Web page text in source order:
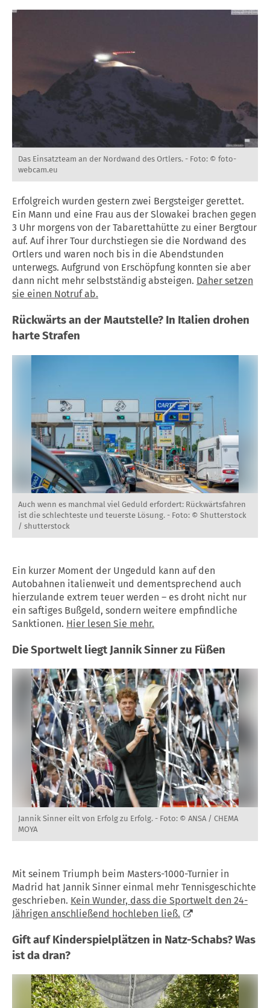
Das Einsatzteam an der Nordwand des Ortlers. - Foto: © foto-
webcam.eu
Erfolgreich wurden gestern zwei Bergsteiger gerettet.
Ein Mann und eine Frau aus der Slowakei brachen gegen
3 Uhr morgens von der Tabarettahütte zu einer Bergtour
auf. Auf ihrer Tour durchstiegen sie die Nordwand des
Ortlers und waren noch bis in die Abendstunden
unterwegs. Aufgrund von Erschöpfung konnten sie aber
dann nicht mehr selbstständig absteigen. Daher setzen
sie einen Notruf ab.
Rückwärts an der Mautstelle? In Italien drohen
harte Strafen
Auch wenn es manchmal viel Geduld erfordert: Rückwärtsfahren
ist die schlechteste und teuerste Lösung. - Foto: © Shutterstock
/ shutterstock
Ein kurzer Moment der Ungeduld kann auf den
Autobahnen italienweit und dementsprechend auch
hierzulande extrem teuer werden – es droht nicht nur
ein saftiges Bußgeld, sondern weitere empfindliche
Sanktionen. Hier lesen Sie mehr.
Die Sportwelt liegt Jannik Sinner zu Füßen
Jannik Sinner eilt von Erfolg zu Erfolg. - Foto: © ANSA / CHEMA
MOYA
Mit seinem Triumph beim Masters-1000-Turnier in
Madrid hat Jannik Sinner einmal mehr Tennisgeschichte
geschrieben. Kein Wunder, dass die Sportwelt den 24-
Jährigen anschließend hochleben ließ.
Gift auf Kinderspielplätzen in Natz-Schabs? Was
ist da dran?